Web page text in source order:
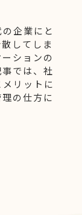
企業にと
してしま
ションの
では、社
リットに
の仕方に